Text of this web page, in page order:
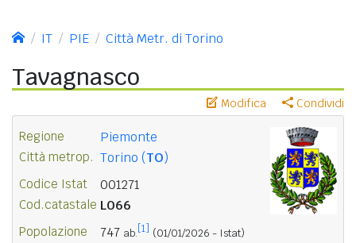
IT PIE Città Metr. di Torino
Tavagnasco
Modifica Condividi
Regione Piemonte
Città metrop. Torino (TO)
Codice Istat 001271
Cod.catastale L066
Popolazione 747 ab. [1] (01/01/2026 - Istat)